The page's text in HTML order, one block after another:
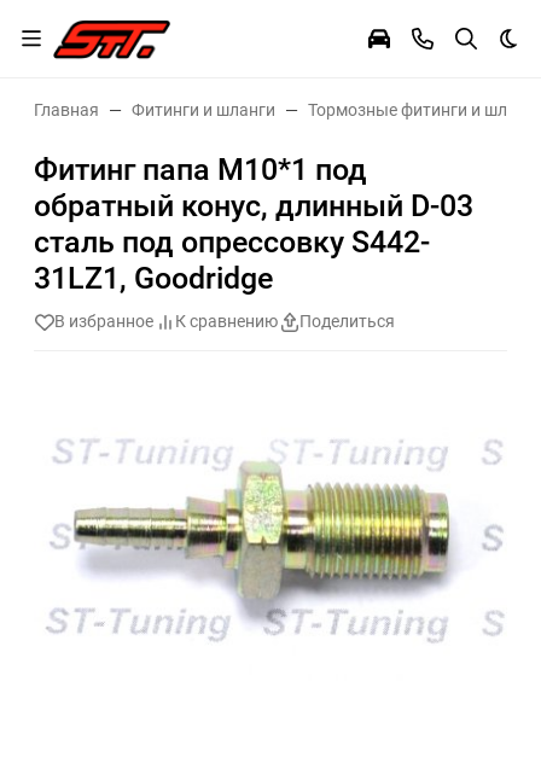
Главная Фитинги и шланги Тормозные фитинги и
Фитинг папа M10*1 под
обратный конус, длинный D-03
сталь под опрессовку S442-
31LZ1, Goodridge
В избранное К сравнению Поделиться